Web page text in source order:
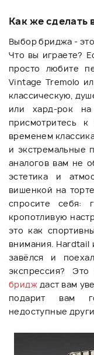
Как же сделать
Выбор бриджа -
Что вы играете?
просто любите
Vintage Tremolo
классическую,
или хард-рок
присмотритесь
временем
и экстремальные
аналогов вам не
эстетика и
вишенкой на
спросите себя:
кропотливую
это как
внимания. Hardtail
завёлся и
экспрессия?
бридждаст вам
подарит вам
недоступные